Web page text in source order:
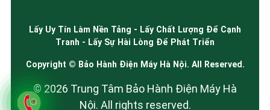
Lấy Uy Tín Làm Nền Tảng - Lấy Chất Lượng Để Cạnh
Tranh - Lấy Sự Hài Lòng Để Phát Triển
Copyright © Bảo Hành Điện Máy Hà Nội. All Reserved.
© 2026 Trung Tâm Bảo Hành Điện Máy Hà
Nội. All rights reserved.